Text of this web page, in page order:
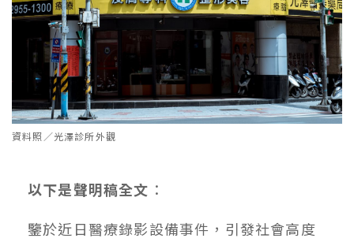
資料照／光澤診所外觀
以下是聲明稿全文 ：
鑒於近日醫療錄影設備事件，引發社會高度